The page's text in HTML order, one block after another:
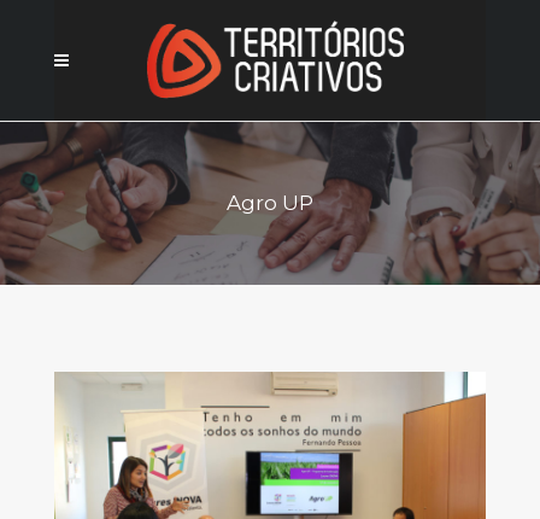
Agro UP